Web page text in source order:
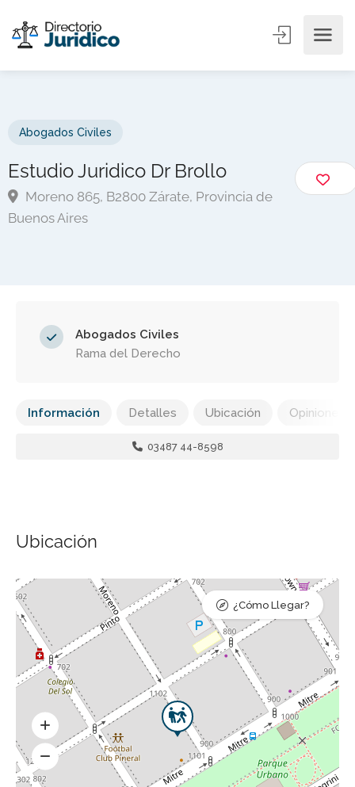
Abogados Civiles
Estudio Juridico Dr Brollo
Moreno 865, B2800 Zárate, Provincia de
Buenos Aires
Abogados Civiles
Rama del Derecho
Información Detalles Ubicación Opiniones
03487 44-8598
Ubicación
¿Cómo Llegar?